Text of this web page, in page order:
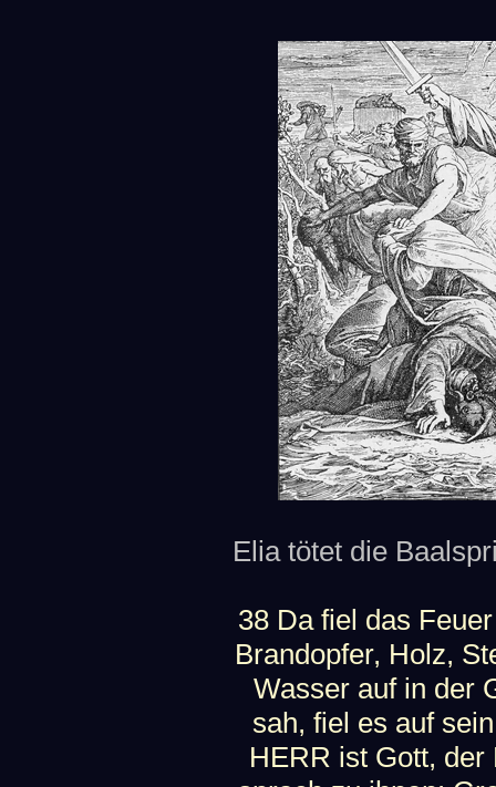
Elia tötet die
38 Da fiel das
Brandopfer, Holz,
Wasser auf in der
sah, fiel es auf
HERR ist Gott,